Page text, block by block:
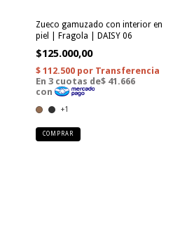
Zueco gamuzado con interior en
piel | Fragola | DAISY 06
$125.000,00
+1
COMPRAR